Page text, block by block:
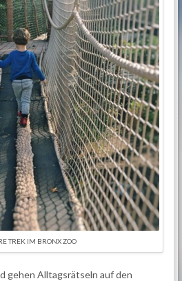
TREK IM BRONX ZOO
gehen Alltagsrätseln auf den